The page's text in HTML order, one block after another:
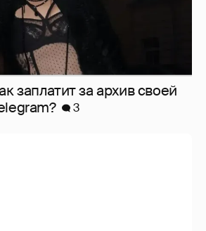
заплатит за архив своей
3